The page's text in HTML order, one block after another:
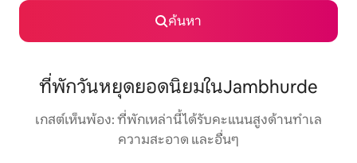
ค้นหา
ที่พักวันหยุดยอดนิยมในJambhurde
เกสต์เห็นพ้อง: ที่พักเหล่านี้ได้รับคะแนนสูงด้านทำเล
ความสะอาด และอื่นๆ